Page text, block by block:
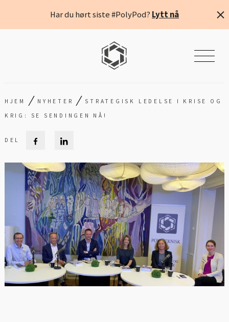
Har du hørt siste #PolyPod? Lytt nå
HJEM / NYHETER / STRATEGISK LEDELSE I KRISE OG
KRIG: SE SENDINGEN NÅ!